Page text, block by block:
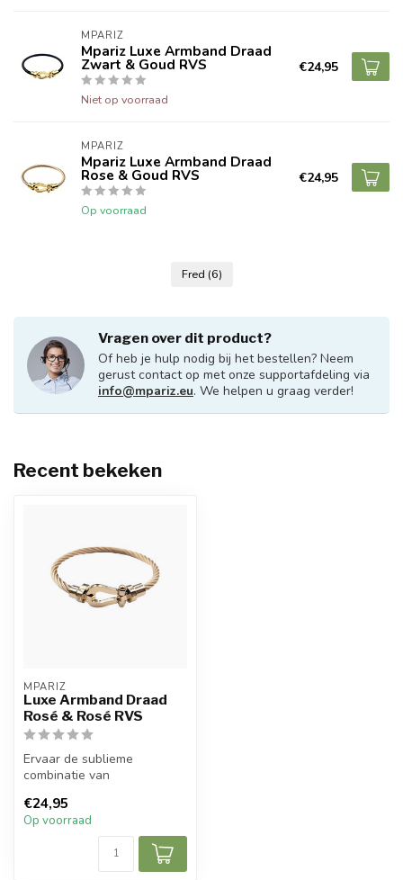
MPARIZ
Mpariz Luxe Armband Draad
Zwart & Goud RVS
Niet op voorraad
€24,95
MPARIZ
Mpariz Luxe Armband Draad
Rose & Goud RVS
Op voorraad
€24,95
Fred (6)
Vragen over dit product?
Of heb je hulp nodig bij het bestellen? Neem
gerust contact op met onze supportafdeling via
info@mpariz.eu. We helpen u graag verder!
Recent bekeken
MPARIZ
Luxe Armband Draad
Rosé & Rosé RVS
Ervaar de sublieme
combinatie van
met de Armband. Deze...
€24,95
Op voorraad